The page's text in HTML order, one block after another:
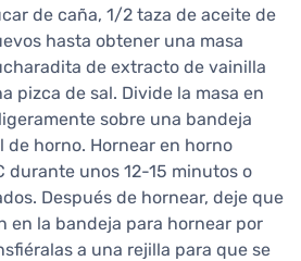
de caña, 1/2 taza de aceite de
hasta obtener una masa
de extracto de vainilla
pizca de sal. Divide la masa en
sobre una bandeja
de horno. Hornear en horno
durante unos 12-15 minutos o
Después de hornear, deje que
en la bandeja para hornear por
a una rejilla para que se